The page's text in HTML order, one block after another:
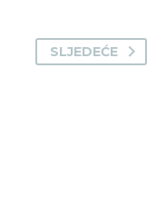
SLJEDEĆE